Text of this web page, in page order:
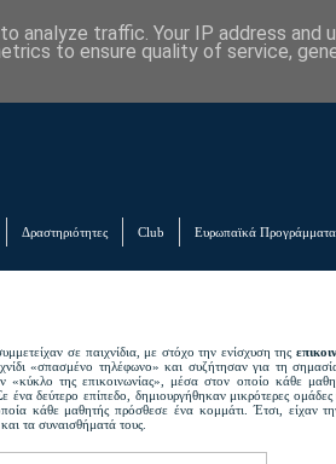
Δραστηριότητες Club Ευρωπαϊκά Προγράμματα
σε παιχνίδια, με στόχο την ενίσχυση της
«σπασμένο τηλέφωνο» και συζήτησαν για τη
«κύκλο της επικοινωνίας», μέσα στον οποίο κάθε
ένα δεύτερο επίπεδο, δημιουργήθηκαν μικρότερες ομάδες
κάθε μαθητής πρόσθεσε ένα κομμάτι. Έτσι, είχαν
τα συναισθήματά τους.
analyze traffic. Your IP address and
to ensure quality of service,